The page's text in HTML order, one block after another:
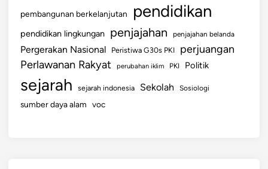
pembangunan berkelanjutan pendidikan
pendidikan lingkungan penjajahan penjajahan belanda
Pergerakan Nasional Peristiwa G30s PKI perjuangan
Perlawanan Rakyat perubahan iklim PKI Politik
sejarah sejarah indonesia Sekolah Sosiologi
sumber daya alam voc